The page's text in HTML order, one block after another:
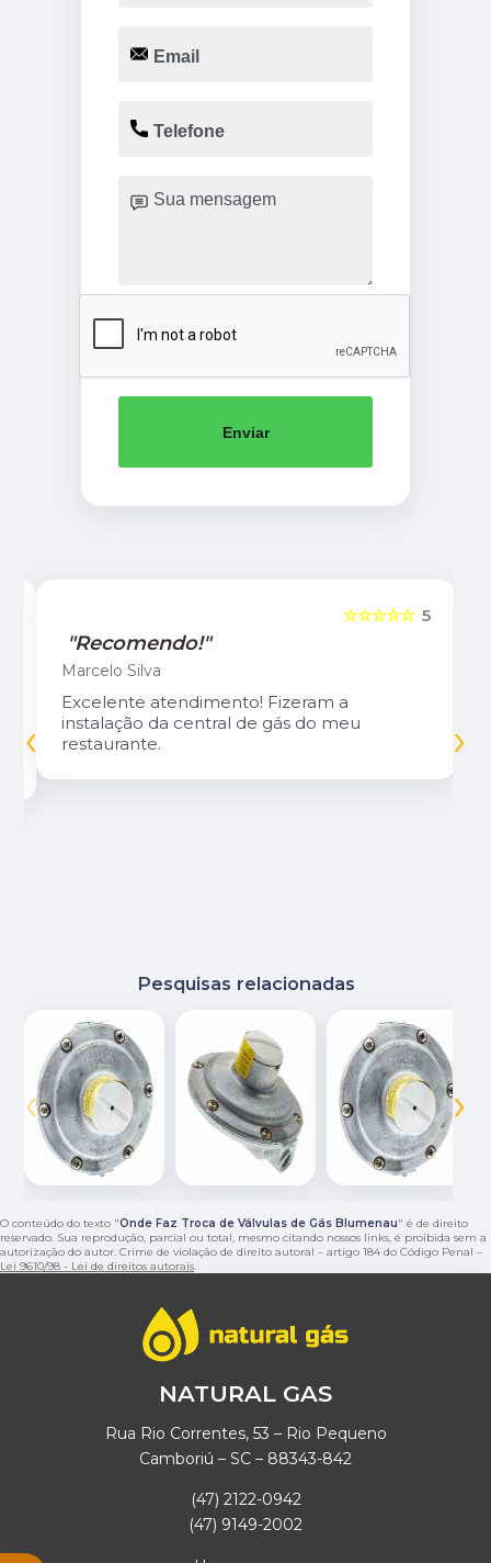
Enviar
5
☆☆☆☆☆
"Recomendo!"
Marcelo Silva
Excelente atendimento! Fizeram a
instalação da central de gás do meu
restaurante.
‹ ›
Pesquisas relacionadas
‹ ›
O conteúdo do texto "Onde Faz Troca de Válvulas de Gás Blumenau" é de direito
reservado. Sua reprodução, parcial ou total, mesmo citando nossos links, é proibida sem a
autorização do autor. Crime de violação de direito autoral – artigo 184 do Código Penal –
Lei 9610/98 - Lei de direitos autorais.
NATURAL GAS
Rua Rio Correntes, 53 – Rio Pequeno
Camboriú – SC – 88343-842
(47) 2122-0942
(47) 9149-2002